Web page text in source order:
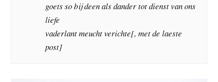
goets so bij deen als dander tot dienst van ons
liefe
vaderlant meucht verichte[, met de laeste
post]